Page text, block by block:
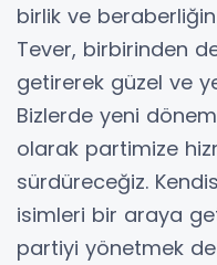
birlik ve beraberliğin
Tever, birbirinden
getirerek güzel ve
Bizlerde yeni
olarak partimize
sürdüreceğiz.
isimleri bir araya
partiyi yönetmek